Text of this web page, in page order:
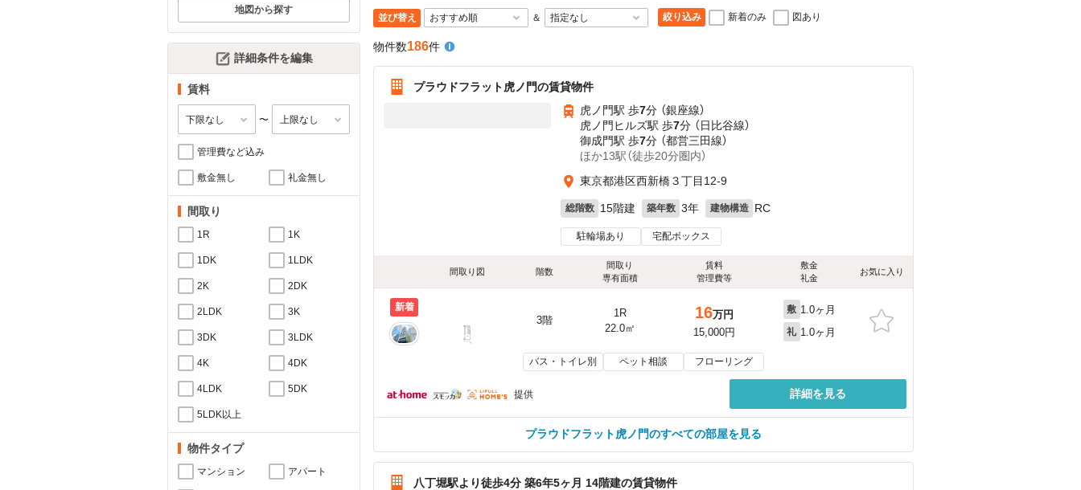
地図から探す
詳細条件を編集
賃料
〜
管理費など込み
敷金無し 礼金無し
間取り
1R 1K
1DK 1LDK
2K 2DK
2LDK 3K
3DK 3LDK
4K 4DK
4LDK 5DK
5LDK以上
物件タイプ
マンション アパート
並び替え ＆ 絞り込み 新着のみ 図あり
物件数186件
プラウドフラット虎ノ門の賃貸物件
虎ノ門駅 歩7分 （銀座線）
虎ノ門ヒルズ駅 歩7分 （日比谷線）
御成門駅 歩7分 （都営三田線）
ほか13駅（徒歩20分圏内）
東京都港区西新橋３丁目12-9
総階数 15階建 築年数 3年 建物構造 RC
駐輪場あり 宅配ボックス
間取り図 階数
間取り
専有面積
賃料
管理費等
敷金
礼金
お気に入り
新着
3階
1R
22.0㎡
16万円
15,000円
敷 1.0ヶ月
礼 1.0ヶ月
バス・トイレ別 ペット相談 フローリング
提供 詳細を見る
プラウドフラット虎ノ門のすべての部屋を見る
八丁堀駅より徒歩4分 築6年5ヶ月 14階建の賃貸物件